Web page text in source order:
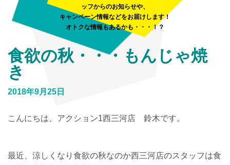
ッフからのお知らせや、
キャンペーン情報などをお届けします！
オトクな情報もあるかも・・・！？
食欲の秋・・・もんじゃ焼
き
2018年9月25日
こんにちは、アクション1西三河店 鈴木です。
最近、涼しくなり食欲の秋なのか西三河店のスタッフは食